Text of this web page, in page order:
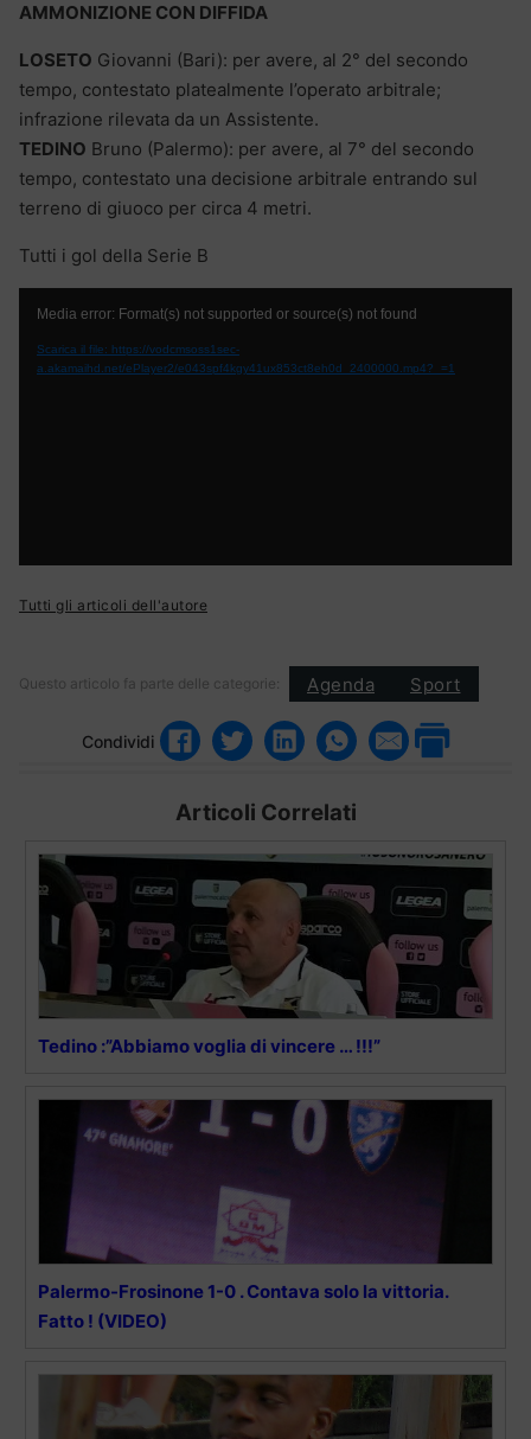
AMMONIZIONE CON DIFFIDA
LOSETO Giovanni (Bari): per avere, al 2° del secondo
tempo, contestato platealmente l’operato arbitrale;
infrazione rilevata da un Assistente.
TEDINO Bruno (Palermo): per avere, al 7° del secondo
tempo, contestato una decisione arbitrale entrando sul
terreno di giuoco per circa 4 metri.
Tutti i gol della Serie B
Media error: Format(s) not supported or source(s) not found
Scarica il file: https://vodcmsoss1sec-
a.akamaihd.net/ePlayer2/e043spf4kgy41ux853ct8eh0d_2400000.mp4?_=1
Tutti gli articoli dell'autore
Questo articolo fa parte delle categorie: Agenda Sport
Condividi
Articoli Correlati
Tedino :”Abbiamo voglia di vincere … !!!”
Palermo-Frosinone 1-0 . Contava solo la vittoria.
Fatto ! (VIDEO)